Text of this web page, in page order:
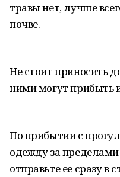
травы нет, лучше
почве.
Не стоит приносить
ними могут прибыть
По прибытии с
одежду за
отправьте ее сразу